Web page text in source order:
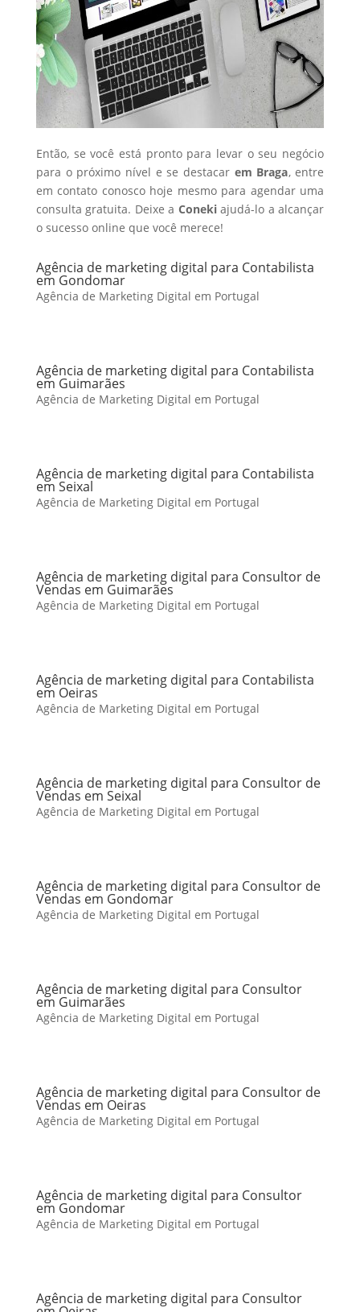
Então, se você está pronto para levar o seu negócio
para o próximo nível e se destacar em Braga, entre
em contato conosco hoje mesmo para agendar uma
consulta gratuita. Deixe a Conekiajudá-lo a alcançar
o sucesso online que você merece!
Agência de marketing digital para Contabilista
em Gondomar
Agência de Marketing Digital em Portugal
Agência de marketing digital para Contabilista
em Guimarães
Agência de Marketing Digital em Portugal
Agência de marketing digital para Contabilista
em Seixal
Agência de Marketing Digital em Portugal
Agência de marketing digital para Consultor de
Vendas em Guimarães
Agência de Marketing Digital em Portugal
Agência de marketing digital para Contabilista
em Oeiras
Agência de Marketing Digital em Portugal
Agência de marketing digital para Consultor de
Vendas em Seixal
Agência de Marketing Digital em Portugal
Agência de marketing digital para Consultor de
Vendas em Gondomar
Agência de Marketing Digital em Portugal
Agência de marketing digital para Consultor
em Guimarães
Agência de Marketing Digital em Portugal
Agência de marketing digital para Consultor de
Vendas em Oeiras
Agência de Marketing Digital em Portugal
Agência de marketing digital para Consultor
em Gondomar
Agência de Marketing Digital em Portugal
Agência de marketing digital para Consultor